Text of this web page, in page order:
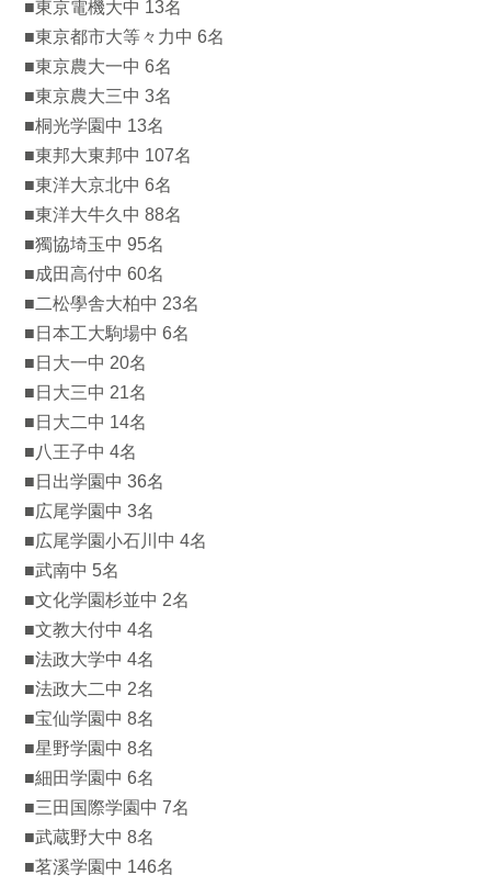
■東京電機大中 13名
■東京都市大等々力中 6名
■東京農大一中 6名
■東京農大三中 3名
■桐光学園中 13名
■東邦大東邦中 107名
■東洋大京北中 6名
■東洋大牛久中 88名
■獨協埼玉中 95名
■成田高付中 60名
■二松學舎大柏中 23名
■日本工大駒場中 6名
■日大一中 20名
■日大三中 21名
■日大二中 14名
■八王子中 4名
■日出学園中 36名
■広尾学園中 3名
■広尾学園小石川中 4名
■武南中 5名
■文化学園杉並中 2名
■文教大付中 4名
■法政大学中 4名
■法政大二中 2名
■宝仙学園中 8名
■星野学園中 8名
■細田学園中 6名
■三田国際学園中 7名
■武蔵野大中 8名
■茗溪学園中 146名